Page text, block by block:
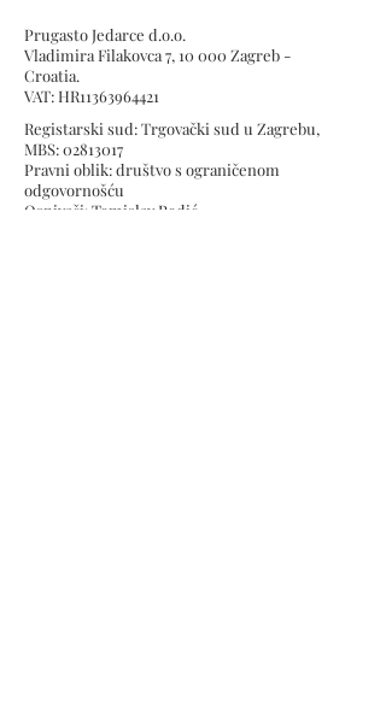
Prugasto Jedarce d.o.o.
Vladimira Filakovca 7, 10 000 Zagreb -
Croatia.
VAT: HR11363964421
Registarski sud: Trgovački sud u Zagrebu,
MBS:02813017
Pravni oblik: društvo s ograničenom
odgovornošću
Osnivači: Tomislav Rodić